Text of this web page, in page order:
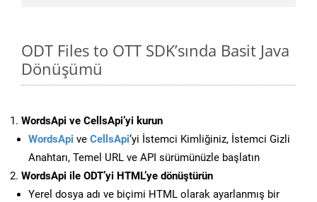
ODT Files to OTT SDK’sında Basit Java
Dönüşümü
WordsApi ve CellsApi’yi kurun
WordsApi ve CellsApi‘yi İstemci Kimliğiniz, İstemci Gizli
Anahtarı, Temel URL ve API sürümünüzle başlatın
WordsApi ile ODT’yi HTML’ye dönüştürün
Yerel dosya adı ve biçimi HTML olarak ayarlanmış bir